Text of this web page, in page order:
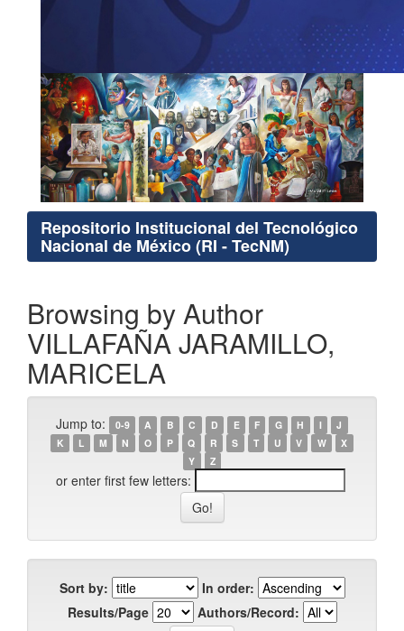
Repositorio Institucional del Tecnológico
Nacional de México (RI - TecNM)
Browsing by Author
VILLAFAÑA JARAMILLO,
MARICELA
Jump to: 0-9 A B C D E F G H I
J
K
L M N O P Q R S T U V W
X
Y
Z
or enter first few letters:
Sort by:
In order:
Results/Page
Authors/Record: